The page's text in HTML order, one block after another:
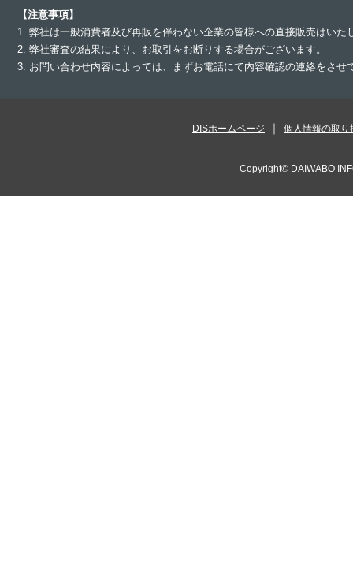
【注意事項】
1. 弊社は一般消費者及び再販を伴わない企業の皆様への直接販売はいた
2. 弊社審査の結果により、お取引をお断りする場合がございます。
3. お問い合わせ内容によっては、まずお電話にて内容確認の連絡をさ
DISホームページ 個人情報の取り
Copyright© DAIWABO